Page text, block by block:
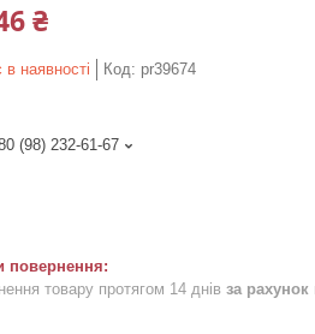
₴
наявності Код: pr39674
(98) 232-61-67
товару протягом 14 днів за рахунок